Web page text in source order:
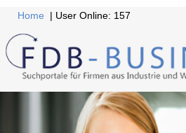
Home | User Online: 157